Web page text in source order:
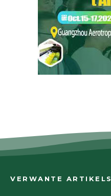
VERWANTE ARTIKELS